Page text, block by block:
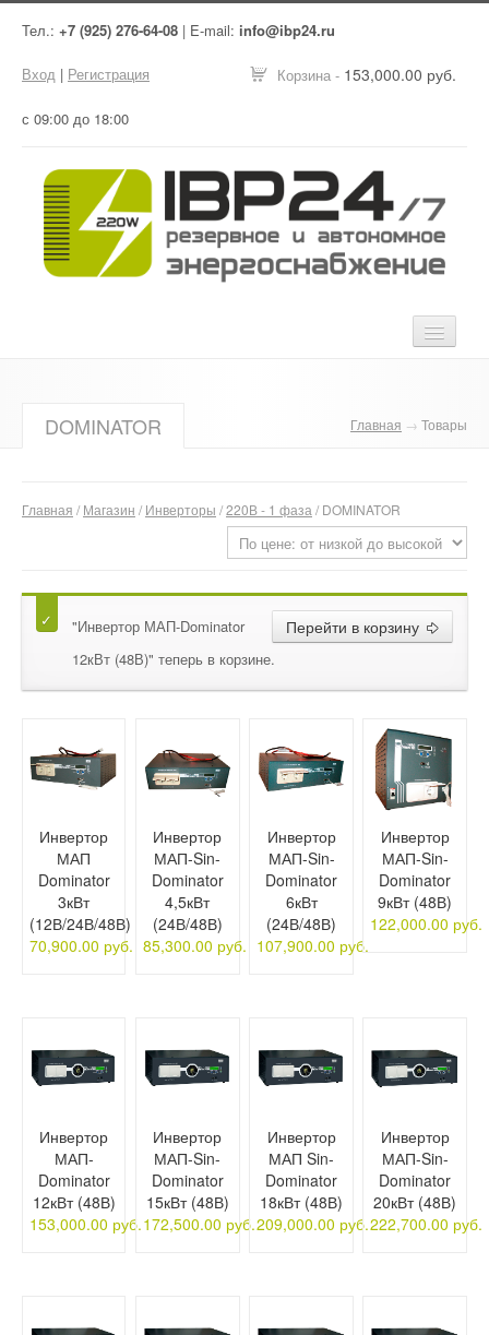
Тел.: +7 (925) 276-64-08 | E-mail: info@ibp24.ru
Корзина - 153,000.00 руб.
Вход | Регистрация
с 09:00 до 18:00
Оборудование
Контакты
DOMINATOR Главная → Товары
Главная /Магазин /Инверторы /220В - 1 фаза / DOMINATOR
Перейти в корзину
"Инвертор МАП-Dominator
12кВт (48В)" теперь в корзине.
Инвертор
МАП
Dominator
3кВт
(12В/24В/48В)
70,900.00 руб.
Инвертор
МАП-Sin-
Dominator
4,5кВт
(24В/48В)
85,300.00 руб.
Инвертор
МАП-Sin-
Dominator
6кВт
(24В/48В)
107,900.00 руб.
Инвертор
МАП-Sin-
Dominator
9кВт (48В)
122,000.00 руб.
Инвертор
МАП-
Dominator
12кВт (48В)
153,000.00 руб.
Инвертор
МАП-Sin-
Dominator
15кВт (48В)
172,500.00 руб.
Инвертор
МАП Sin-
Dominator
18кВт (48В)
209,000.00 руб.
Инвертор
МАП-Sin-
Dominator
20кВт (48В)
222,700.00 руб.